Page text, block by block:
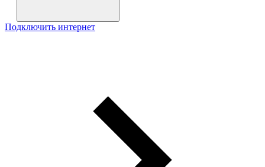
Подключить интернет